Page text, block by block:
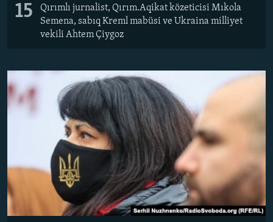
15
Qırımlı jurnalist, Qırım.Aqikat közeticisi Mıkola
Semena, sabıq Kreml mabüsi ve Ukraina milliyet
vekili Ahtem Çiygoz